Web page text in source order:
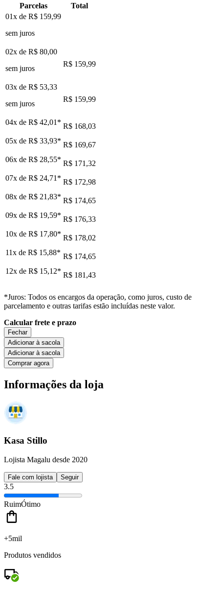
Parcelas
Total
01x de R$ 159,99
sem juros
02x de R$ 80,00
sem juros
R$ 159,99
03x de R$ 53,33
sem juros
R$ 159,99
04x de R$ 42,01 * R$ 168,03
05x de R$ 33,93* R$ 169,67
06x de R$ 28,55* R$ 171,32
07x de R$ 24,71 * R$ 172,98
08x de R$ 21,83* R$ 174,65
09x de R$ 19,59* R$ 176,33
10x de R$ 17,80* R$ 178,02
11x de R$ 15,88* R$ 174,65
12x de R$ 15,12* R$ 181,43
*Juros: Todos os encargos da operação, como juros, custo de
parcelamento e outras tarifas estão incluídas neste valor.
Calcular frete e prazo
Fechar
Adicionar à sacola
Adicionar à sacola
Comprar agora
Informações da loja
Kasa Stillo
Lojista Magalu desde 2020
Fale com lojista Seguir
3.5
RuimÓtimo
+5mil
Produtos vendidos